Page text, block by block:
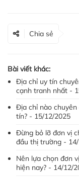
Chia sẻ
Bài viết khác:
Địa chỉ uy tín
cạnh tranh nhất -
Địa chỉ nào
tín? - 15/12/2025
Đừng bỏ lỡ đơn vị
đầu thị trường -
Nên lựa chọn đơn
hiện nay? - 14/12/